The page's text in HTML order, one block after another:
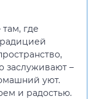
где
заслуживают –
уют.
и радостью.